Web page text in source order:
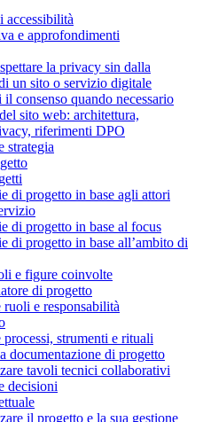
accessibilità
e approfondimenti
la privacy sin dalla
un sito o servizio digitale
consenso quando necessario
sito web: architettura,
riferimenti DPO
strategia
di progetto in base agli attori
di progetto in base al focus
di progetto in base all’ambito di
e figure coinvolte
di progetto
e responsabilità
strumenti e rituali
documentazione di progetto
tavoli tecnici collaborativi
decisioni
il progetto e la sua gestione